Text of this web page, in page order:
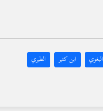
البغوي ابن كثير الطبري